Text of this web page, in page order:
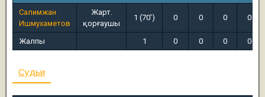
Салимжан
Ишмухаметов
Жарт.
қорғаушы
1 (70') 0 0 0 0
Жалпы 1 0 0 0 0
Судьи